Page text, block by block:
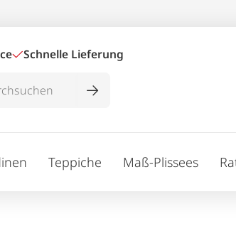
Schnelle Lieferung
Teppiche Maß-Plissees